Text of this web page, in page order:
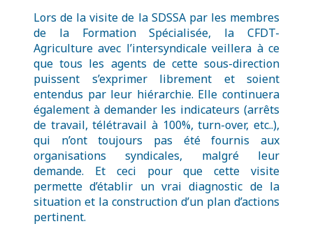
Lors de la visite de la SDSSA par les membres
de la Formation Spécialisée, la CFDT-
Agriculture avec l’intersyndicale veillera à ce
que tous les agents de cette sous-direction
puissent s’exprimer librement et soient
entendus par leur hiérarchie. Elle continuera
également à demander les indicateurs (arrêts
de travail, télétravail à 100%, turn-over, etc..),
qui n’ont toujours pas été fournis aux
organisations syndicales, malgré leur
demande. Et ceci pour que cette visite
permette d’établir un vrai diagnostic de la
situation et la construction d’un plan d’actions
pertinent.